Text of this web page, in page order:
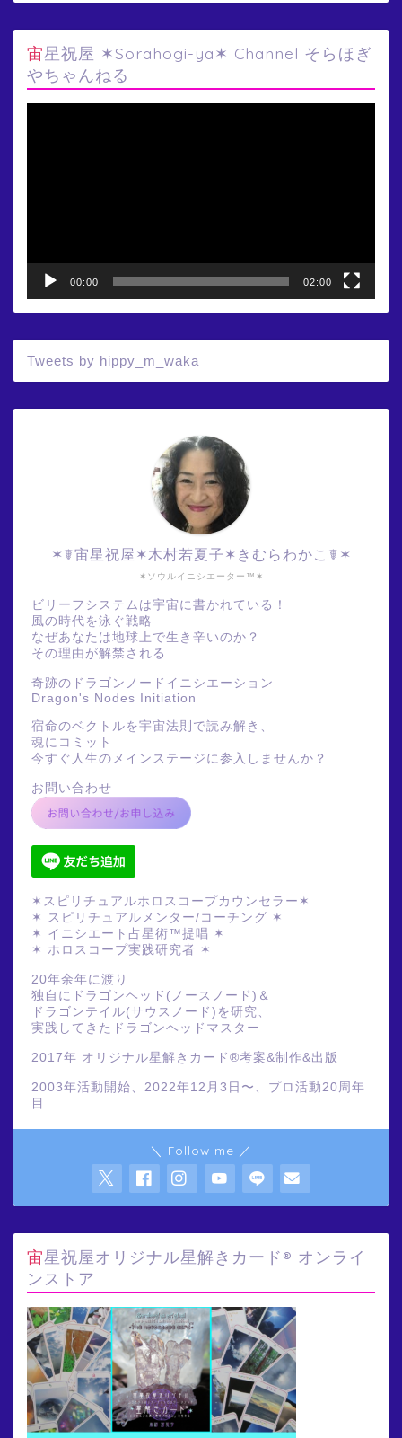
宙星祝屋 ✶Sorahogi-ya✶ Channel そらほぎ
やちゃんねる
00:00 02:00
Tweets by hippy_m_waka
✶ソウルイニシエーター™✶
✶☤宙星祝屋✶木村若夏子✶きむらわかこ☤✶
ビリーフシステムは宇宙に書かれている！
風の時代を泳ぐ戦略
なぜあなたは地球上で生き辛いのか？
その理由が解禁される
奇跡のドラゴンノードイニシエーション
Dragon's Nodes Initiation
宿命のベクトルを宇宙法則で読み解き、
魂にコミット
今すぐ人生のメインステージに参入しませんか？
お問い合わせ
✶スピリチュアルホロスコープカウンセラー✶
✶ スピリチュアルメンター/コーチング ✶
✶ イニシエート占星術™提唱 ✶
✶ ホロスコープ実践研究者 ✶
20年余年に渡り
独自にドラゴンヘッド(ノースノード)＆
ドラゴンテイル(サウスノード)を研究、
実践してきたドラゴンヘッドマスター
2017年 オリジナル星解きカード®️考案&制作&出版
2003年活動開始、2022年12月3日〜、プロ活動20周年
目
＼ Follow me ／
宙星祝屋オリジナル星解きカード® オンライ
ンストア